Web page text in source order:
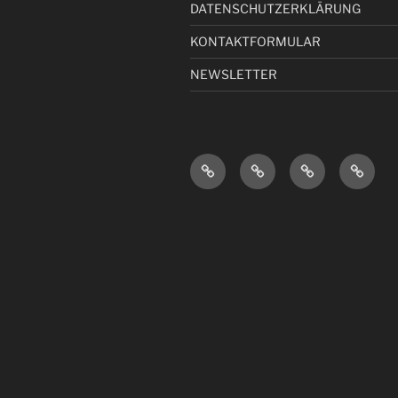
DATENSCHUTZERKLÄRUNG
KONTAKTFORMULAR
NEWSLETTER
IMPRESSUM